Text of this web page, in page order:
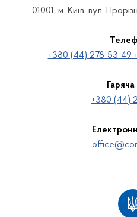
01001, м. Київ, вул.
+380 (44) 278-53-49
Гаряча
+380 (44)